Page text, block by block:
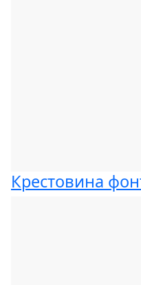
Крестовина